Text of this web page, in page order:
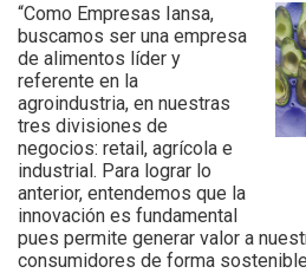
“Como Empresas Iansa,
buscamos ser una empresa
de alimentos líder y
referente en la
agroindustria, en nuestras
tres divisiones de
negocios: retail, agrícola e
industrial. Para lograr lo
anterior, entendemos que la
innovación es fundamental
pues permite generar valor a
consumidores de forma